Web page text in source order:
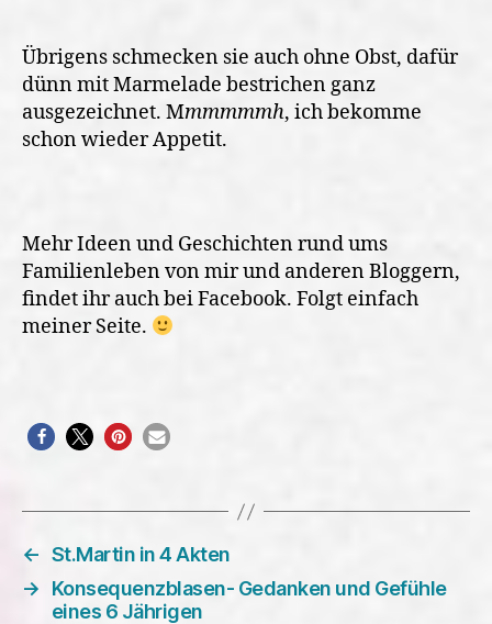
Übrigens schmecken sie auch ohne Obst, dafür
dünn mit Marmelade bestrichen ganz
ausgezeichnet. Mmmmmmh, ich bekomme
schon wieder Appetit.
Mehr Ideen und Geschichten rund ums
Familienleben von mir und anderen Bloggern,
findet ihr auch bei Facebook. Folgt einfach
meiner Seite.
← St.Martin in 4 Akten
→
Konsequenzblasen- Gedanken und Gefühle
eines 6 Jährigen